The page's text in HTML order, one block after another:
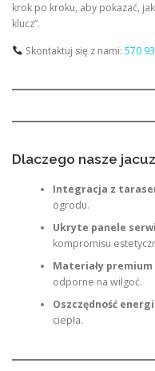
krok po kroku, aby pokazać,
klucz”.
Skontaktuj się z nami: 570
Dlaczego nasze
Integracja z
ogrodu.
Ukryte panele
kompromisu
Materiały premium
odporne na wilgoć.
Oszczędność
ciepła.